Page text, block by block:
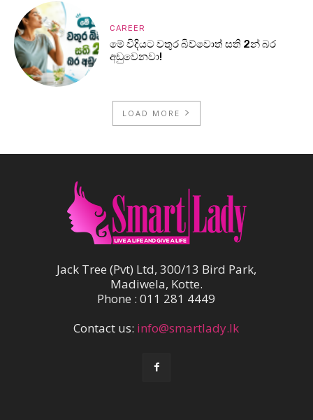
CAREER
මේ විදියට වතුර බිව්වොත් සති 2න් බර
අඩුවෙනවා!
LOAD MORE
Jack Tree (Pvt) Ltd, 300/13 Bird Park,
Madiwela, Kotte.
Phone : 011 281 4449
Contact us: info@smartlady.lk